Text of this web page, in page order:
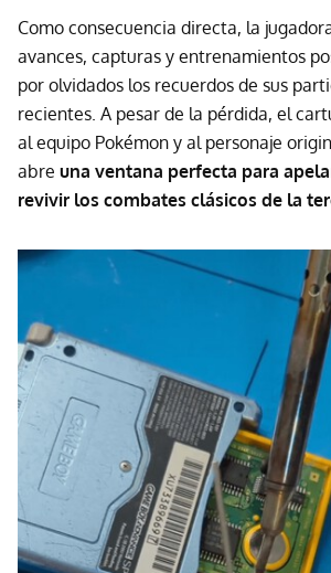
Como consecuencia directa, la
avances, capturas y entrenamientos
por olvidados los recuerdos de sus
recientes. A pesar de la pérdida, el
al equipo Pokémon y al personaje
abre una ventana perfecta para
revivir los combates clásicos de la